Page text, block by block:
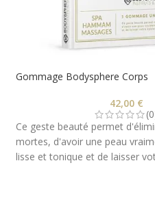
Gommage Bodysphere Corps
42,00 €
Ce geste beauté permet
mortes, d'avoir une peau
lisse et tonique et de laisser